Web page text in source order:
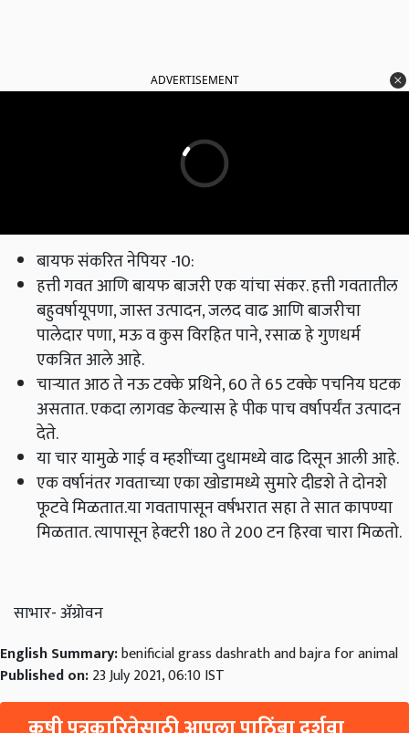
ADVERTISEMENT
बायफ संकरित नेपियर -10:
हत्ती गवत आणि बायफ बाजरी एक यांचा संकर. हत्ती गवतातील
बहुवर्षायूपणा, जास्त उत्पादन, जलद वाढ आणि बाजरीचा
पालेदार पणा, मऊ व कुस विरहित पाने, रसाळ हे गुणधर्म
एकत्रित आले आहे.
चाऱ्यात आठ ते नऊ टक्के प्रथिने, 60 ते 65 टक्के पचनिय घटक
असतात. एकदा लागवड केल्यास हे पीक पाच वर्षापर्यंत उत्पादन
देते.
या चार यामुळे गाई व म्हशींच्या दुधामध्ये वाढ दिसून आली आहे.
एक वर्षानंतर गवताच्या एका खोडामध्ये सुमारे दीडशे ते दोनशे
फूटवे मिळतात.या गवतापासून वर्षभरात सहा ते सात कापण्या
मिळतात. त्यापासून हेक्‍टरी 180 ते 200 टन हिरवा चारा मिळतो.
साभार- ॲग्रोवन
English Summary:benificial grass dashrath and bajra for animal
Published on:23 July 2021, 06:10 IST